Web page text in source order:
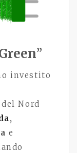
”
investito
Nord
,
e